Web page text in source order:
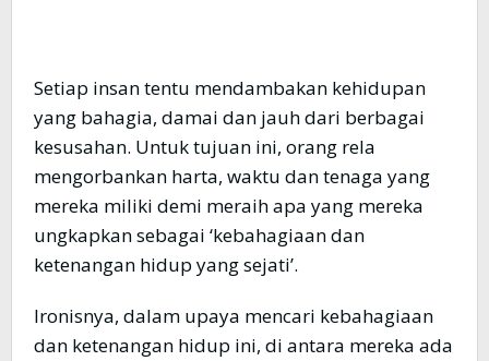
Setiap insan tentu mendambakan kehidupan
yang bahagia, damai dan jauh dari berbagai
kesusahan. Untuk tujuan ini, orang rela
mengorbankan harta, waktu dan tenaga yang
mereka miliki demi meraih apa yang mereka
ungkapkan sebagai ‘kebahagiaan dan
ketenangan hidup yang sejati’.
Ironisnya, dalam upaya mencari kebahagiaan
dan ketenangan hidup ini, di antara mereka ada